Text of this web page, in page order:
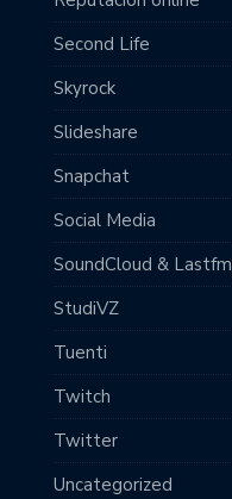
Second Life
Skyrock
Slideshare
Snapchat
Social Media
SoundCloud & Lastfm
StudiVZ
Tuenti
Twitch
Twitter
Uncategorized